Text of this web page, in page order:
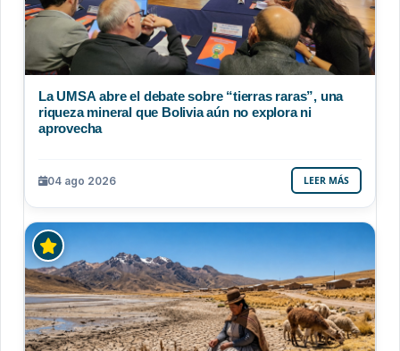
La UMSA abre el debate sobre “tierras raras”, una
riqueza mineral que Bolivia aún no explora ni
aprovecha
04 ago 2026 LEER MÁS